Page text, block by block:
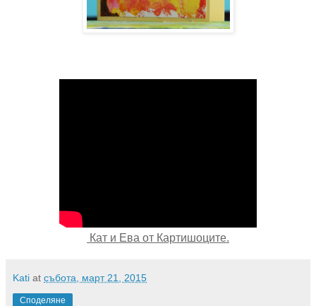
Кат и Ева от Картишоците.
Kati at събота, март 21, 2015
Споделяне